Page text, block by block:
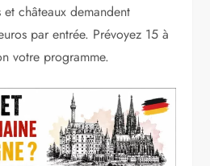
et châteaux demandent
par entrée. Prévoyez 15 à
votre programme.